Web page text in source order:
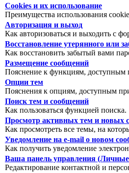
Cookies и их использование
Преимущества использования
Авторизация и выход
Как авторизоваться и выходить с
Восстановление утерянного или
Как восстановить забытый вами
Размещение сообщений
Пояснение к функциям,
Опции тем
Пояснения к опциям, доступным
Поиск тем и сообщений
Как пользоваться функцией поиска.
Просмотр активных тем и новых
Как просмотреть все темы, на
Уведомление на е-mail о новом
Как получить уведомление
Ваша панель управления
Редактирование контактной и